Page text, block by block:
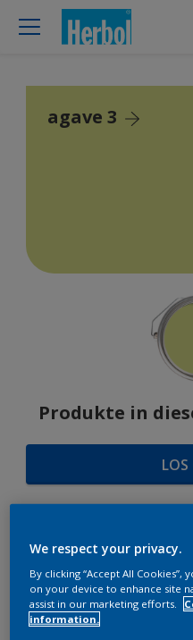
agave 3
Produkte in
LOS
We respect your privacy.
By clicking “Accept All
on your device to enhance site
assist in our marketing efforts.
information.